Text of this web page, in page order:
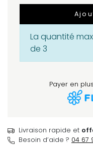
La quantité
de 3
Payer en
Livraison rapide et
Besoin d’aide ? 04 67